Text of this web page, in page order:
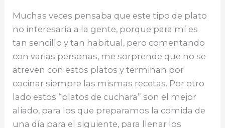
k
Muchas veces pensaba que este tipo de plato
no interesaría a la gente, porque para mí es
tan sencillo y tan habitual, pero comentando
con varias personas, me sorprende que no se
atreven con estos platos y terminan por
cocinar siempre las mismas recetas. Por otro
lado estos “platos de cuchara” son el mejor
aliado, para los que preparamos la comida de
una día para el siguiente, para llenar los